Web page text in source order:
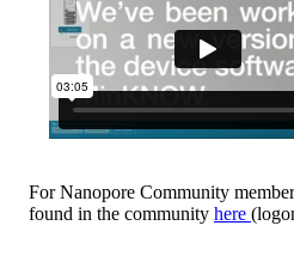
For Nanopore Community
found in the community here